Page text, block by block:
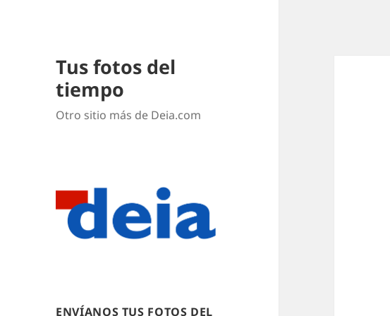
Tus fotos del
tiempo
Otro sitio más de Deia.com
ENVÍANOS TUS FOTOS DEL